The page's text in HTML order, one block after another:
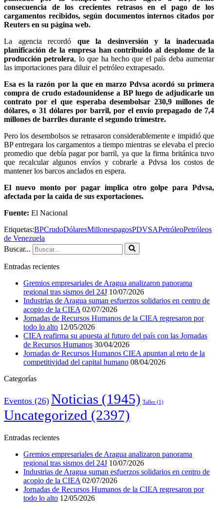
consecuencia de los crecientes retrasos en el pago de los
cargamentos recibidos, según documentos internos citados por
Reuters en su página web.
La agencia recordó que la desinversión y la inadecuada
planificación de la empresa han contribuido al desplome de la
producción petrolera, lo que ha hecho que el país deba aumentar
las importaciones para diluir el petróleo extrapesado.
Esa es la razón por la que en marzo Pdvsa acordó su primera
compra de crudo estadounidense a BP luego de adjudicarle un
contrato por el que esperaba desembolsar 230,9 millones de
dólares, o 31 dólares por barril, por el envío prepagado de 7,4
millones de barriles durante el segundo trimestre.
Pero los desembolsos se retrasaron considerablemente e impidió que
BP entregara los cargamentos a tiempo mientras se elevaba el precio
promedio que debía pagar por barril, ya que la firma británica tuvo
que recalcular algunos envíos y cobrarle a Pdvsa los costos de
mantener los barcos anclados en espera.
El nuevo monto por pagar implica otro golpe para Pdvsa,
afectada por la caída de sus exportaciones.
Fuente: El Nacional
Etiquetas:BPCrudoDólaresMillonespagosPDVSAPetróleoPetróleos
de Venezuela
Buscar...
Entradas recientes
Gremios empresariales de Aragua analizaron panorama
regional tras sismos del 24J 10/07/2026
Industrias de Aragua suman esfuerzos solidarios en centro de
acopio de la CIEA 02/07/2026
Jornadas de Recursos Humanos de la CIEA regresaron por
todo lo alto 12/05/2026
CIEA reafirma su apuesta al futuro del país con las Jornadas
de Recursos Humanos 30/04/2026
Jornadas de Recursos Humanos CIEA apuntan al reto de la
competitividad del capital humano 08/04/2026
Categorías
Eventos (26) Noticias (1945) Taller (1)
Uncategorized (2397)
Entradas recientes
Gremios empresariales de Aragua analizaron panorama
regional tras sismos del 24J 10/07/2026
Industrias de Aragua suman esfuerzos solidarios en centro de
acopio de la CIEA 02/07/2026
Jornadas de Recursos Humanos de la CIEA regresaron por
todo lo alto 12/05/2026